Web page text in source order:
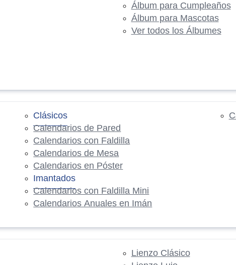
Álbum para Cumpleaños
Álbum para Mascotas
Ver todos los Álbumes
Clásicos
Calendarios de Pared
Calendarios con Faldilla
Calendarios de Mesa
Calendarios en Póster
Imantados
Calendarios con Faldilla Mini
Calendarios Anuales en Imán
Lienzo Clásico